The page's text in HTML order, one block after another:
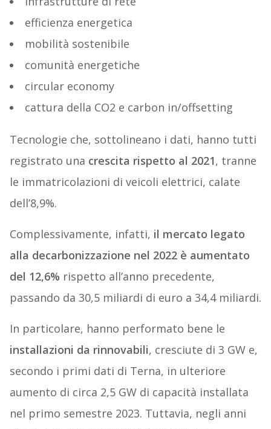
efficienza energetica
mobilità sostenibile
comunità energetiche
circular economy
cattura della CO2 e carbon in/offsetting
Tecnologie che, sottolineano i dati, hanno tutti
registrato una crescita rispetto al 2021, tranne
le immatricolazioni di veicoli elettrici, calate
dell’8,9%.
Complessivamente, infatti, il mercato legato
alla decarbonizzazione nel 2022 è aumentato
del 12,6% rispetto all’anno precedente,
passando da 30,5 miliardi di euro a 34,4 miliardi.
In particolare, hanno performato bene le
installazioni da rinnovabili, cresciute di 3 GW e,
secondo i primi dati di Terna, in ulteriore
aumento di circa 2,5 GW di capacità installata
nel primo semestre 2023. Tuttavia, negli anni